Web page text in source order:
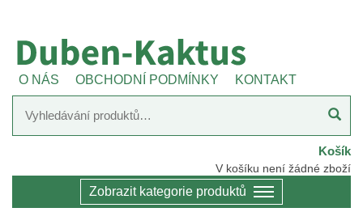
O NÁS OBCHODNÍ PODMÍNKY KONTAKT
Košík
V košíku není žádné zboží
Zobrazit kategorie produktů